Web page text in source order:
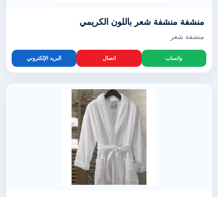
منشفة منشفة شعر باللون الكريمي
منشفة شعر
واتساب اتصال البريد الإلكتروني